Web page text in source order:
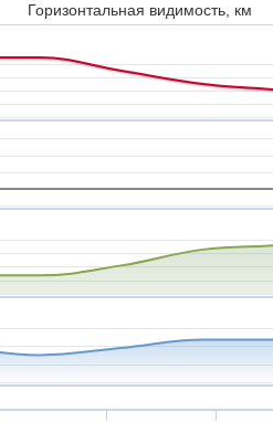
Горизонтальная видимость, км